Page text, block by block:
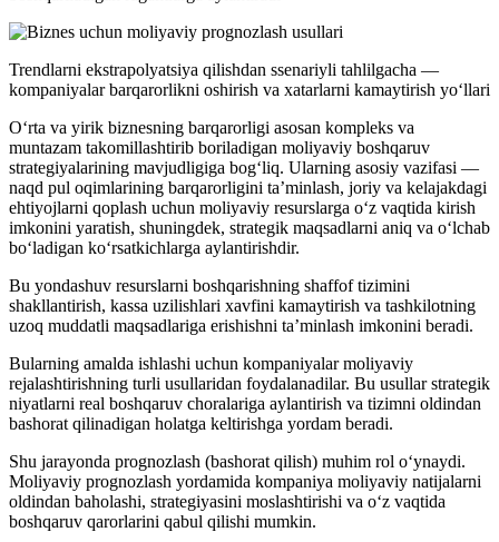
Trendlarni ekstrapolyatsiya qilishdan ssenariyli tahlilgacha —
kompaniyalar barqarorlikni oshirish va xatarlarni kamaytirish yo‘llari
O‘rta va yirik biznesning barqarorligi asosan kompleks va
muntazam takomillashtirib boriladigan moliyaviy boshqaruv
strategiyalarining mavjudligiga bog‘liq. Ularning asosiy vazifasi —
naqd pul oqimlarining barqarorligini ta’minlash, joriy va kelajakdagi
ehtiyojlarni qoplash uchun moliyaviy resurslarga o‘z vaqtida kirish
imkonini yaratish, shuningdek, strategik maqsadlarni aniq va o‘lchab
bo‘ladigan ko‘rsatkichlarga aylantirishdir.
Bu yondashuv resurslarni boshqarishning shaffof tizimini
shakllantirish, kassa uzilishlari xavfini kamaytirish va tashkilotning
uzoq muddatli maqsadlariga erishishni ta’minlash imkonini beradi.
Bularning amalda ishlashi uchun kompaniyalar moliyaviy
rejalashtirishning turli usullaridan foydalanadilar. Bu usullar strategik
niyatlarni real boshqaruv choralariga aylantirish va tizimni oldindan
bashorat qilinadigan holatga keltirishga yordam beradi.
Shu jarayonda prognozlash (bashorat qilish) muhim rol o‘ynaydi.
Moliyaviy prognozlash yordamida kompaniya moliyaviy natijalarni
oldindan baholashi, strategiyasini moslashtirishi va o‘z vaqtida
boshqaruv qarorlarini qabul qilishi mumkin.